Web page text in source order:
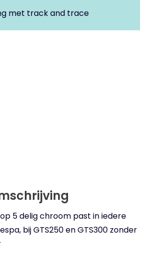
met track and trace
5 delig chroom past in iedere
bij GTS250 en GTS300 zonder